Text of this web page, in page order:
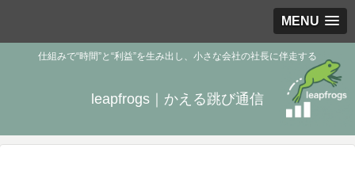
MENU
仕組みで“時間”と“利益”を生み出し、小さな会社の社長に伴走する
leapfrogs｜かえる跳び通信